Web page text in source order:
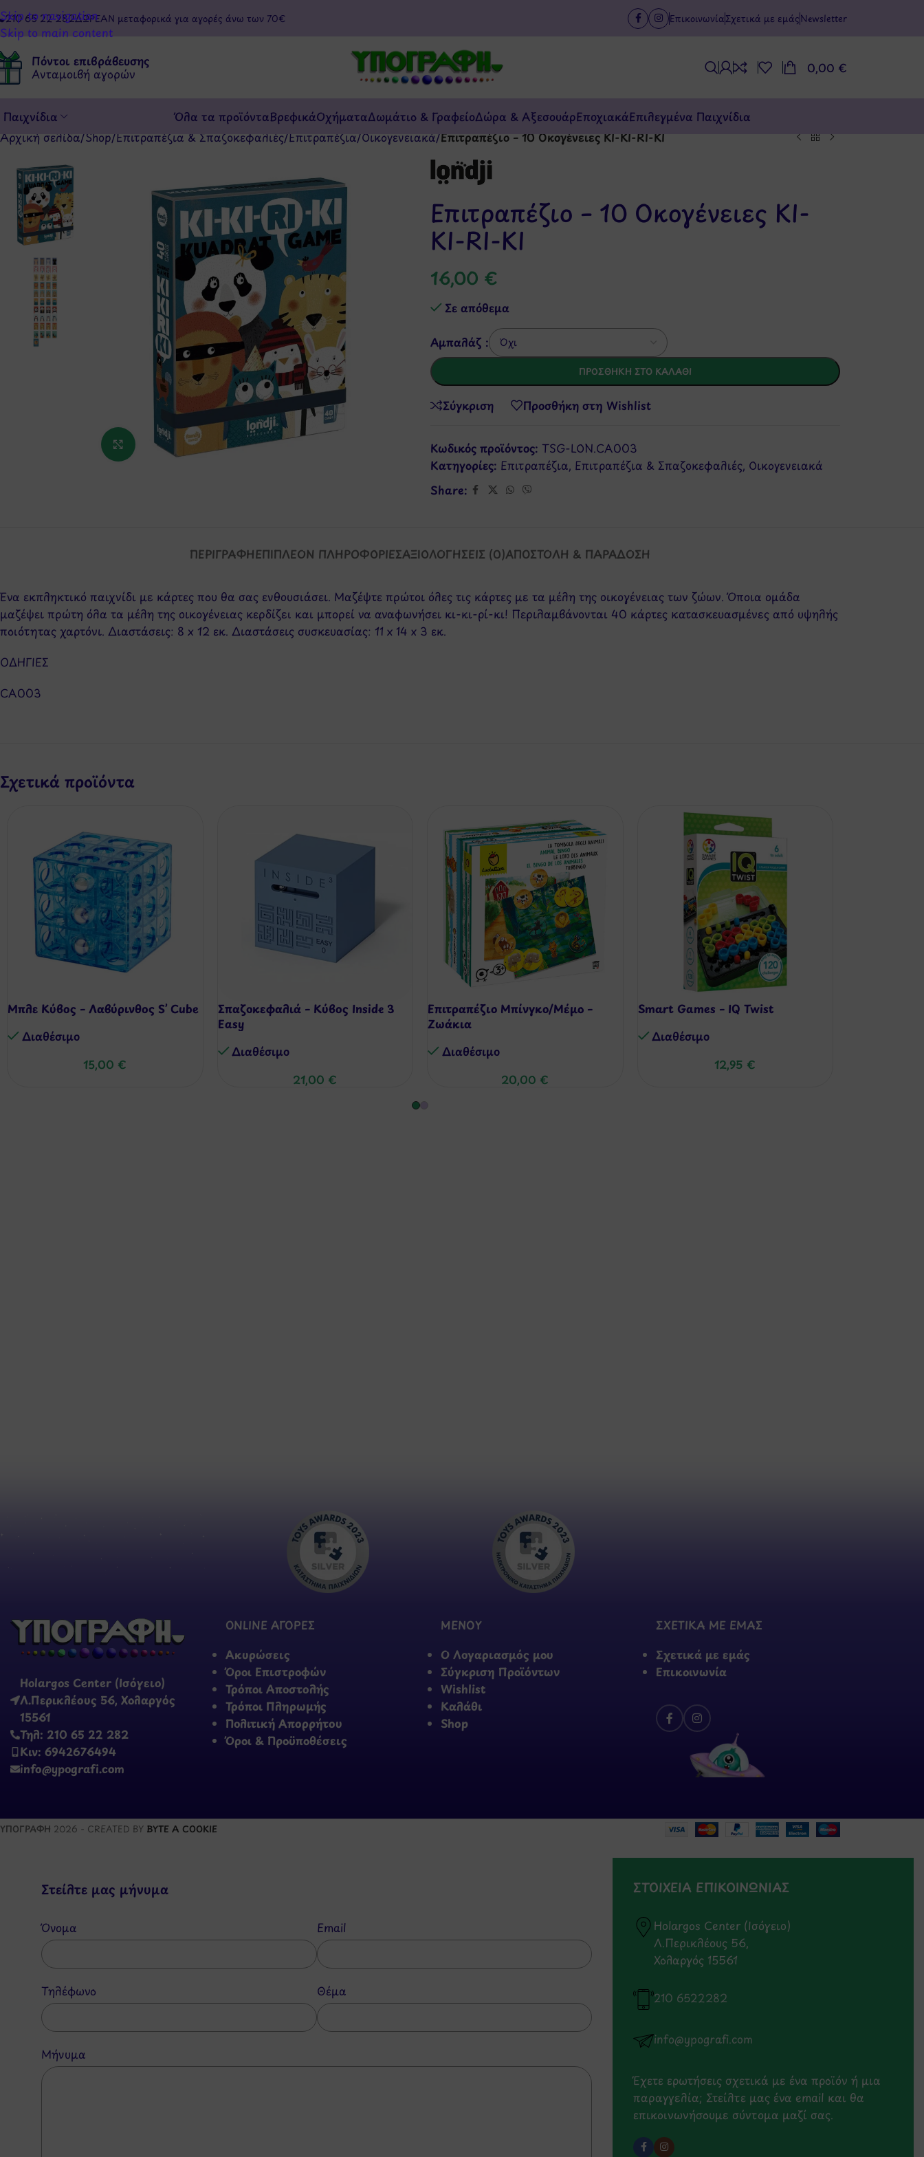
Skip to navigation
Skip to main content
210 65 22 282ΔΩΡΕΑΝ μεταφορικά για αγορές άνω των 70€ Επικοινωνία Σχετικά με εμάςNewsletter
Πόντοι επιβράβευσης
Ανταμοιβή αγορών 0,00 €
Παιχνίδια Όλα τα προϊόνταΒρεφικάΟχήματαΔωμάτιο & ΓραφείοΔώρα & ΑξεσουάρΕποχιακάΕπιλεγμένα Παιχνίδια
Αρχική σελίδα/Shop/Επιτραπέζια & Σπαζοκεφαλιές/Επιτραπέζια/Οικογενειακά/Επιτραπέζιο – 10 Οκογένειες KI-KI-RI-KI
Κάντε κλικ για μεγέθυνση
Επιτραπέζιο – 10 Οκογένειες KI-
KI-RI-KI
16,00 €
Σε απόθεμα
Αμπαλάζ :
ΠΡΟΣΘΉΚΗ ΣΤΟ ΚΑΛΆΘΙ
Σύγκριση Προσθήκη στη Wishlist
Κωδικός προϊόντος: TSG-LON.CA003
Κατηγορίες: Επιτραπέζια, Επιτραπέζια & Σπαζοκεφαλιές, Οικογενειακά
Share:
ΠΕΡΙΓΡΑΦΉΕΠΙΠΛΈΟΝ ΠΛΗΡΟΦΟΡΊΕΣΑΞΙΟΛΟΓΉΣΕΙΣ (0)ΑΠΟΣΤΟΛΉ & ΠΑΡΆΔΟΣΗ
Ένα εκπληκτικό παιχνίδι με κάρτες που θα σας ενθουσιάσει. Μαζέψτε πρώτοι όλες τις κάρτες με τα μέλη της οικογένειας των ζώων. Όποια ομάδα
μαζέψει πρώτη όλα τα μέλη της οικογένειας κερδίζει και μπορεί να αναφωνήσει κι-κι-ρί-κι! Περιλαμβάνονται 40 κάρτες κατασκευασμένες από υψηλής
ποιότητας χαρτόνι. Διαστάσεις: 8 x 12 εκ. Διαστάσεις συσκευασίας: 11 x 14 x 3 εκ.
ΟΔΗΓΙΕΣ
CA003
Σχετικά προϊόντα
Μπλε Κύβος – Λαβύρινθος S’ Cube
Διαθέσιμo
15,00€
Σπαζοκεφαλιά – Κύβος Inside 3
Easy
Διαθέσιμo
21,00€
Επιτραπέζιο Μπίνγκο/Μέμο –
Ζωάκια
Διαθέσιμo
20,00€
Smart Games – IQ Twist
Διαθέσιμo
12,95€
Holargos Center (Ισόγειο)
Λ.Περικλέους 56, Χολαργός
15561
Τηλ: 210 65 22 282
Κιν: 6942676494
info@ypografi.com
ONLINE ΑΓΟΡΕΣ
Ακυρώσεις
Όροι Επιστροφών
Τρόποι Αποστολής
Τρόποι Πληρωμής
Πολιτική Απορρήτου
Όροι & Προϋποθέσεις
ΜΕΝΟΥ
Ο Λογαριασμός μου
Σύγκριση Προϊόντων
Wishlist
Καλάθι
Shop
ΣΧΕΤΙΚΑ ΜΕ ΕΜΑΣ
Σχετικά με εμάς
Επικοινωνία
ΥΠΟΓΡΑΦΗ 2026 - CREATED BY BYTE A COOKIE
Στείλτε μας μήνυμα
Όνομα Email
Τηλέφωνο Θέμα
Μήνυμα
ΣΤΟΙΧΕΙΑ ΕΠΙΚΟΙΝΩΝΙΑΣ
Holargos Center (Ισόγειο)
Λ.Περικλέους 56,
Χολαργός 15561
210 6522282
info@ypografi.com
Έχετε ερωτήσεις σχετικά με ένα προϊόν ή μια
παραγγελία; Στείλτε μας ένα email και θα
επικοινωνήσουμε σύντομα μαζί σας.